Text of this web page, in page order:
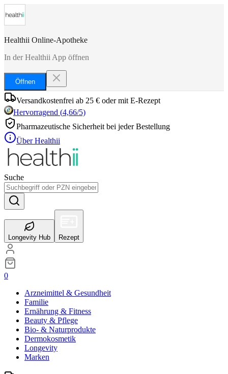
Healthii Online-Apotheke
In der Healthii App öffnen
Öffnen
Versandkostenfrei ab 25 € oder mit E-Rezept
Hervorragend (4,66/5)
Pharmazeutische Sicherheit bei jeder Bestellung
Über Healthii
Suche
Longevity Hub Rezept
0
Arzneimittel & Gesundheit
Familie
Ernährung & Fitness
Beauty & Pflege
Bio- & Naturprodukte
Dermokosmetik
Longevity
Marken